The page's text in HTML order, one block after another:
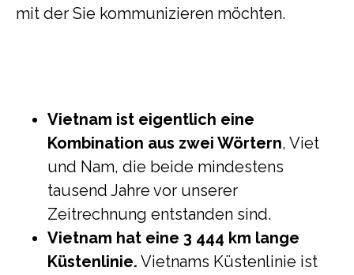
mit der Sie kommunizieren möchten.
Vietnam ist eigentlich eine
Kombination aus zwei Wörtern, Viet
und Nam, die beide mindestens
tausend Jahre vor unserer
Zeitrechnung entstanden sind.
Vietnam hat eine 3 444 km lange
Küstenlinie. Vietnams Küstenlinie ist